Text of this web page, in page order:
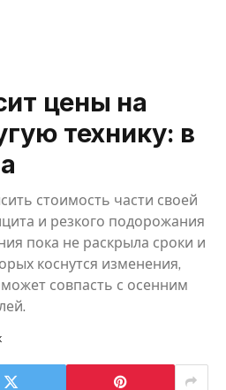
цены на
технику: в
стоимость части своей
и резкого подорожания
пока не раскрыла сроки и
коснутся изменения,
совпасть с осенним